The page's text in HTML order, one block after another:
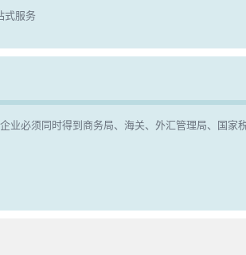
式服务
必须同时得到商务局、海关、外汇管理局、国家